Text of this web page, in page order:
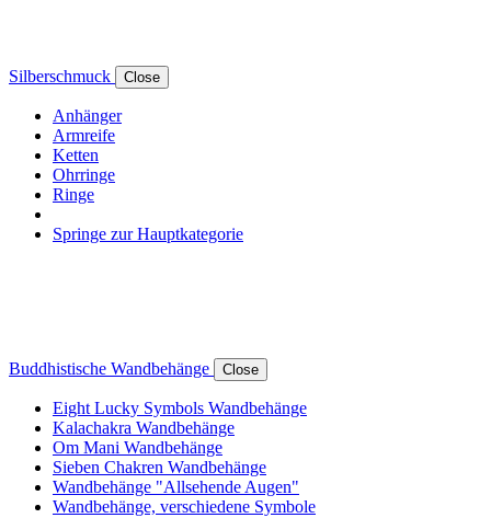
Silberschmuck Close
Anhänger
Armreife
Ketten
Ohrringe
Ringe
Springe zur Hauptkategorie
Buddhistische Wandbehänge Close
Eight Lucky Symbols Wandbehänge
Kalachakra Wandbehänge
Om Mani Wandbehänge
Sieben Chakren Wandbehänge
Wandbehänge "Allsehende Augen"
Wandbehänge, verschiedene Symbole